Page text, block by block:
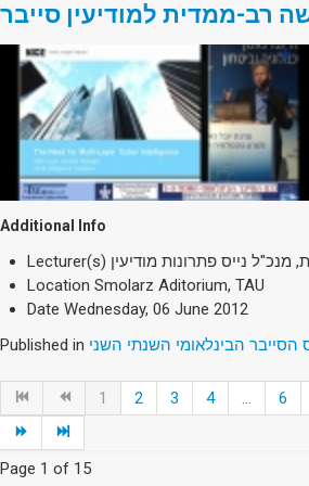
רב-ממדית למודיעין סייבר
Additional Info
Lecturer(s) מנכ"ל נייס פתרונות מודיעין
Location Smolarz Aditorium, TAU
Date Wednesday, 06 June 2012
Published in הסייבר הבינלאומי השנתי השני
1 2 3 4 ... 6
Page 1 of 15